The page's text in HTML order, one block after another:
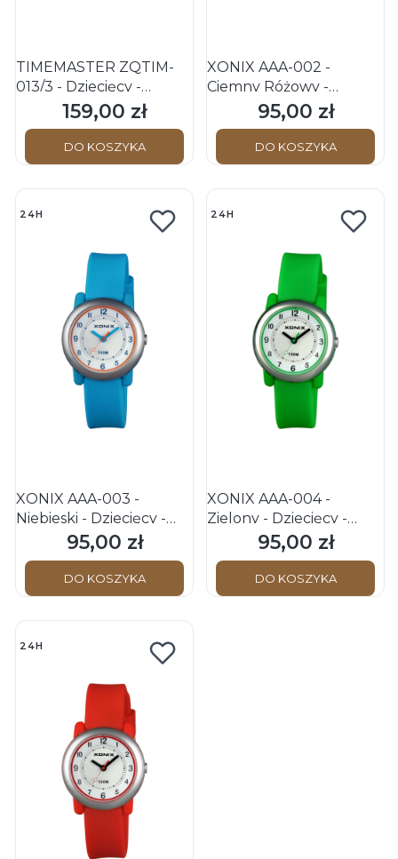
TIMEMASTER ZQTIM-
013/3 - Dziecięcy -
Zegarek na pasku
Cena
159,00 zł
DO KOSZYKA
XONIX AAA-002 -
Ciemny Różowy -
Dziecięcy - Zegarek na
pasku
Cena
95,00 zł
DO KOSZYKA
24H
XONIX AAA-003 -
Niebieski - Dziecięcy -
Zegarek na pasku
Cena
95,00 zł
DO KOSZYKA
24H
XONIX AAA-004 -
Zielony - Dziecięcy -
Zegarek na pasku
Cena
95,00 zł
DO KOSZYKA
24H